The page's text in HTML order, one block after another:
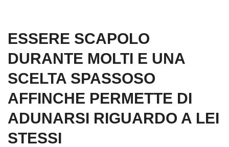
ESSERE SCAPOLO
DURANTE MOLTI E UNA
SCELTA SPASSOSO
AFFINCHE PERMETTE DI
ADUNARSI RIGUARDO A LEI
STESSI